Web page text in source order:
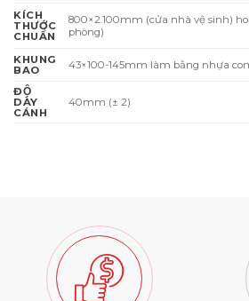
KÍCH
THƯỚC
CHUẨN
800×2.100mm (cửa nhà vệ sinh)
phòng)
KHUNG
BAO
43×100-145mm làm bằng nhựa
ĐỘ
DÀY
CÁNH
40mm (± 2)